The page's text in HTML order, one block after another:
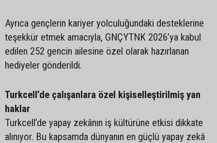
Ayrıca gençlerin kariyer yolculuğundaki desteklerine
teşekkür etmek amacıyla, GNÇYTNK 2026’ya kabul
edilen 252 gencin ailesine özel olarak hazırlanan
hediyeler gönderildi.
Turkcell’de çalışanlara özel kişiselleştirilmiş yan
haklar
Turkcell’de yapay zekânın iş kültürüne etkisi dikkate
alınıyor. Bu kapsamda dünyanın en güçlü yapay zekâ